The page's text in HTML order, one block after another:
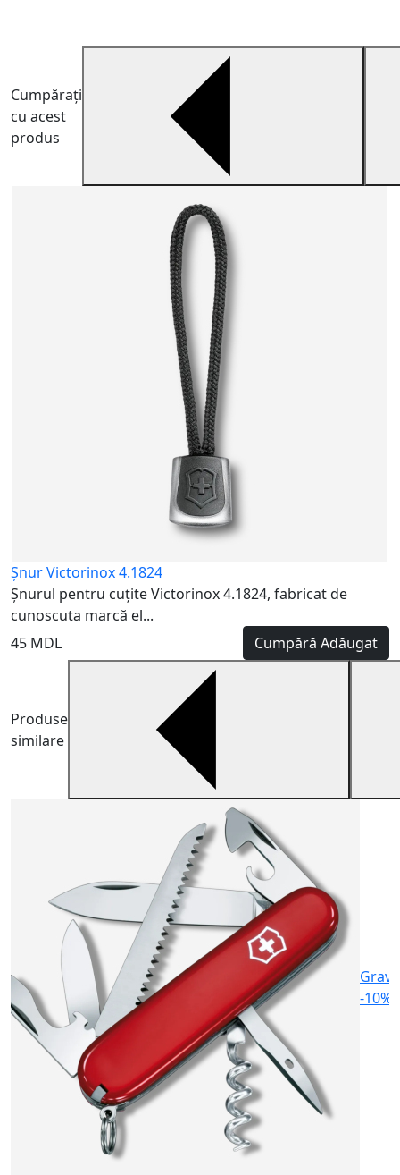
Cumpărați
cu acest
produs
Șnur Victorinox 4.1824
Șnurul pentru cuțite Victorinox 4.1824, fabricat de
cunoscuta marcă el...
45 MDL
Cumpără Adăugat
Produse
similare
-10%